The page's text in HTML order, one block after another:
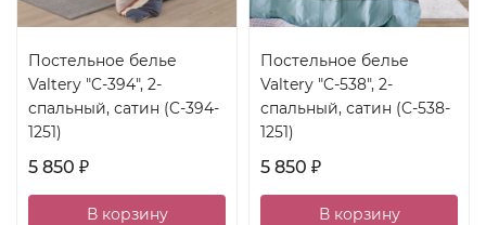
Постельное белье
Valtery "C-394", 2-
спальный, сатин (C-394-
1251)
5 850 ₽
В корзину
Постельное белье
Valtery "C-538", 2-
спальный, сатин (C-538-
1251)
5 850 ₽
В корзину